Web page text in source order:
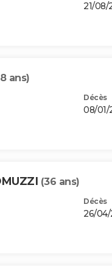
21/08/
ans)
Décès
08/01/
(36 ans)
Décès
26/